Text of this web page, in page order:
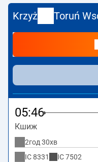
курсують також інші
ціну квитка і
завершує маршрут на
Krzyż Toruń
05:46
Кшиж
2год 30хв
IC8331 IC7502